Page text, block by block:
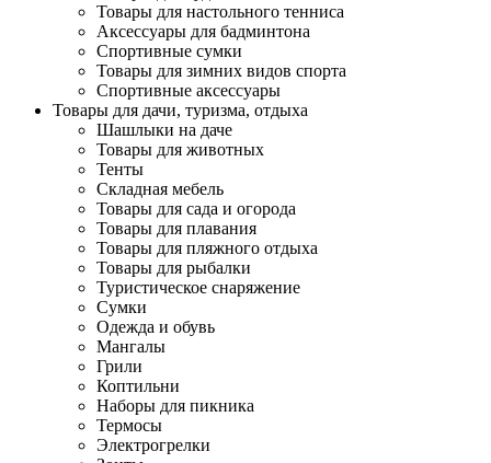
Товары для настольного тенниса
Аксессуары для бадминтона
Спортивные сумки
Товары для зимних видов спорта
Спортивные аксессуары
Товары для дачи, туризма, отдыха
Шашлыки на даче
Товары для животных
Тенты
Складная мебель
Товары для сада и огорода
Товары для плавания
Товары для пляжного отдыха
Товары для рыбалки
Туристическое снаряжение
Сумки
Одежда и обувь
Мангалы
Грили
Коптильни
Наборы для пикника
Термосы
Электрогрелки